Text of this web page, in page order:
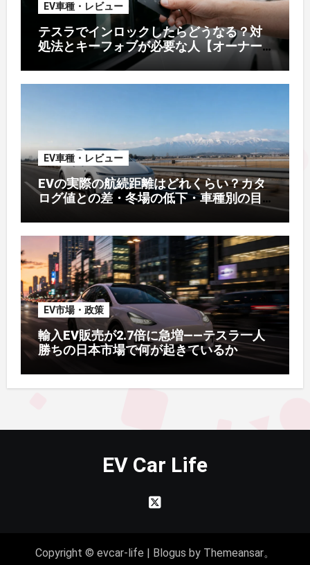
EV車種・レビュー
テスラでインロックしたらどうなる？対
処法とキーフォブが必要な人【オーナー
EV車種・レビュー
EVの実際の航続距離はどれくらい？カタ
ログ値との差・冬場の低下・車種別の目
EV市場・政策
輸入EV販売が2.7倍に急増——テスラ一人
勝ちの日本市場で何が起きているか
EV Car Life
Copyright © evcar-life Blogus by Themeansar。